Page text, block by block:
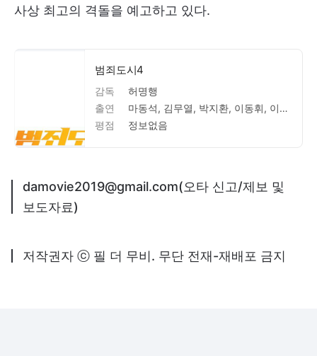
사상 최고의 격돌을 예고하고 있다.
범죄도시4
감독
허명행
출연
마동석, 김무열, 박지환, 이동휘, 이범수, 김민재, 이지훈, 이주빈, 김도건, 마동석, 마동석
평점
정보없음
damovie2019@gmail.com(오타 신고/제보 및
보도자료)
저작권자 ⓒ 필 더 무비. 무단 전재-재배포 금지